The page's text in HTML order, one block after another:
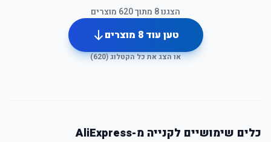
הצגנו8 מתוך620 מוצרים
טען עוד8 מוצרים
או הצג את כל הקטלוג (620
)
כלים שימושיים לקנייה מ-AliExpress